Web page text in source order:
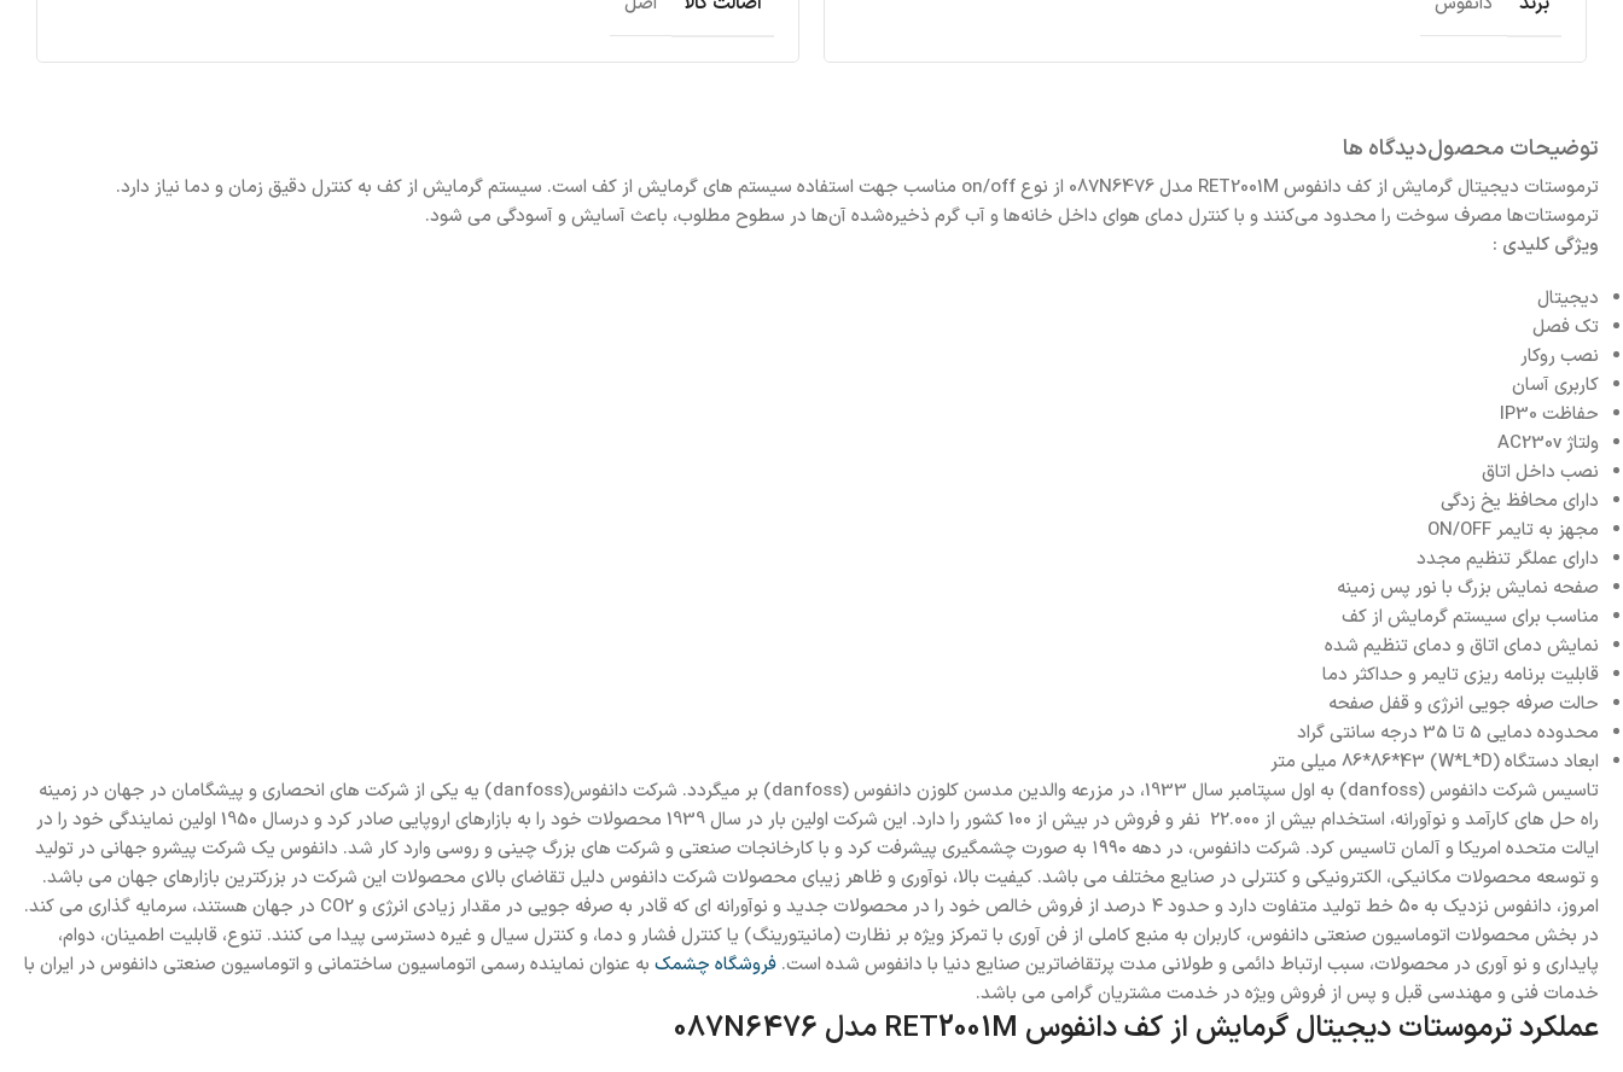
توضیحات محصولدیدگاه ها
ترموستات دیجیتال گرمایش از کف دانفوس RET2001M مدل 087N6476 از نوع on/off مناسب جهت استفاده سیستم های گرمایش از کف است. سیستم گرمایش از کف به کنترل دقیق زمان و دما نیاز دارد.
ترموستات‌ها مصرف سوخت را محدود می‌کنند و با کنترل دمای هوای داخل خانه‌ها و آب گرم ذخیره‌شده آن‌ها در سطوح مطلوب، باعث آسایش و آسودگی می شود.
ویژگی کلیدی :
دیجیتال
تک فصل
نصب روکار
کاربری آسان
حفاظت IP30
ولتاژ AC230v
نصب داخل اتاق
دارای محافظ یخ زدگی
مجهز به تایمر ON/OFF
دارای عملگر تنظیم مجدد
صفحه نمایش بزرگ با نور پس زمینه
مناسب برای سیستم گرمایش از کف
نمایش دمای اتاق و دمای تنظیم شده
قابلیت برنامه ریزی تایمر و حداکثر دما
حالت صرفه جویی انرژی و قفل صفحه
محدوده دمایی 5 تا 35 درجه سانتی گراد
ابعاد دستگاه (W*L*D) 86*86*43 میلی متر
تاسیس شرکت دانفوس (danfoss) به اول سپتامبر سال 1933، در مزرعه والدین مدسن کلوزن دانفوس (danfoss) بر میگردد. شرکت دانفوس(danfoss) یه یکی از شرکت های انحصاری و پیشگامان در جهان در زمینه
راه حل های کارآمد و نوآورانه، استخدام بیش از 22.000 نفر و فروش در بیش از 100 کشور را دارد. این شرکت اولین بار در سال 1939 محصولات خود را به بازارهای اروپایی صادر کرد و درسال 1950 اولین نمایندگی خود را در
ایالت متحده امریکا و آلمان تاسیس کرد. شرکت دانفوس، در دهه ۱۹۹۰ به صورت چشمگیری پیشرفت کرد و با کارخانجات صنعتی و شرکت های بزرگ چینی و روسی وارد کار شد. دانفوس يك شركت پیشرو جهاني در تولید
و توسعه محصولات مکانیکی، الکترونیکی و کنترلی در صنایع مختلف می باشد. کیفیت بالا، نوآوری و ظاهر زیبای محصولات شرکت دانفوس دلیل تقاضای بالای محصولات این شرکت در بزرکترین بازارهای جهان می باشد.
امروز، دانفوس نزدیک به ۵۰ خط تولید متفاوت دارد و حدود ۴ درصد از فروش خالص خود را در محصولات جدید و نوآورانه ای که قادر به صرفه جویی در مقدار زیادی انرژی و CO2 در جهان هستند، سرمایه گذاری می کند.
در بخش محصولات اتوماسیون صنعتی دانفوس، کاربران به منبع کاملی از فن آوری با تمرکز ویژه بر نظارت (مانیتورینگ) یا کنترل فشار و دما، و کنترل سیال و غيره دسترسی پیدا می کنند. تنوع، قابلیت اطمینان، دوام،
پایداری و نو آوری در محصولات، سبب ارتباط دائمی و طولانی مدت پرتقاضاترین صنایع دنیا با دانفوس شده است. فروشگاه چشمک به عنوان نماینده رسمی اتوماسیون ساختمانی و اتوماسیون صنعتی دانفوس در ایران با
خدمات فنی و مهندسی قبل و پس از فروش ویژه در خدمت مشتریان گرامی می باشد.
عملکرد ترموستات دیجیتال گرمایش از کف دانفوس RET2001M مدل 087N6476